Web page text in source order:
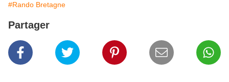
#Rando Bretagne
Partager